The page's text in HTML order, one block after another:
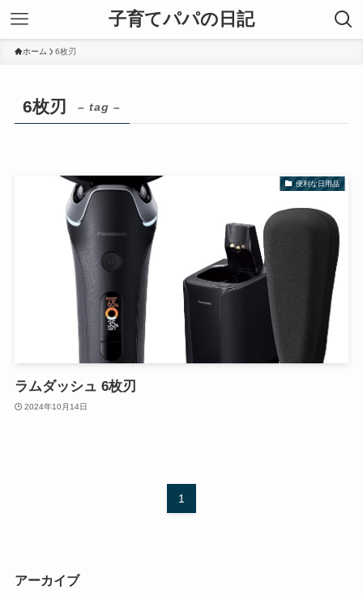
子育てパパの日記
ホーム 6枚刃
6枚刃 – tag –
便利な日用品
ラムダッシュ 6枚刃
2024年10月14日
1
アーカイブ